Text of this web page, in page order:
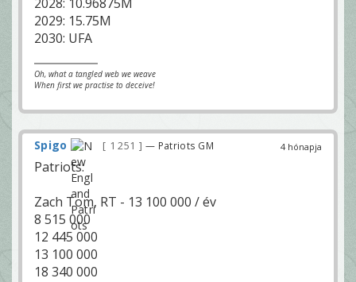
2029: 15.75M
2030: UFA
Oh, what a tangled web we weave
When first we practise to deceive!
4 hónapja
Spigo 1 251 — Patriots GM
Patriots:
Zach Tom, RT - 13 100 000 / év
8 515 000
12 445 000
13 100 000
18 340 000